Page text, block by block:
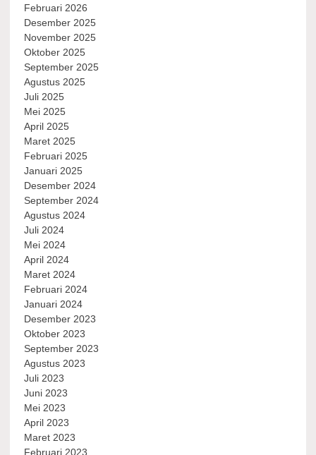
Februari 2026
Desember 2025
November 2025
Oktober 2025
September 2025
Agustus 2025
Juli 2025
Mei 2025
April 2025
Maret 2025
Februari 2025
Januari 2025
Desember 2024
September 2024
Agustus 2024
Juli 2024
Mei 2024
April 2024
Maret 2024
Februari 2024
Januari 2024
Desember 2023
Oktober 2023
September 2023
Agustus 2023
Juli 2023
Juni 2023
Mei 2023
April 2023
Maret 2023
Februari 2023